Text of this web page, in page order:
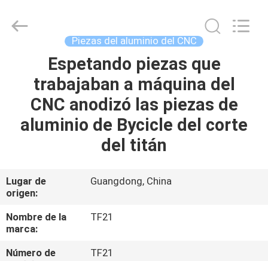
CASA.
PRODUCTOS
NOSOTROS
RECORRIDO
POR
Tuofa
Technology
Piezas del aluminio del CNC
Espetando piezas que
trabajaban a máquina del
CNC anodizó las piezas de
aluminio de Bycicle del corte
del titán
Lugar de
origen:
Guangdong, China
Nombre de la
marca:
TF21
Número de
TF21